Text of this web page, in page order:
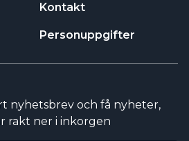
Kontakt
Personuppgifter
nyhetsbrev och få nyheter,
rakt ner i inkorgen